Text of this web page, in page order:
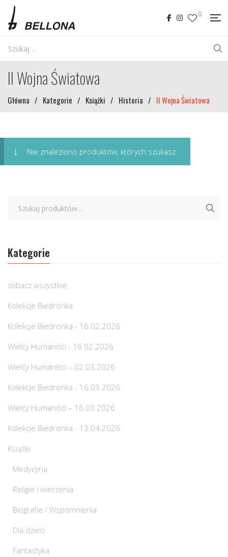
0
II Wojna Światowa
Główna / Kategorie / Książki / Historia / II Wojna Światowa
Nie znaleziono produktów, których szukasz.
Kategorie
zobacz wszystkie
Kolekcje Biedronka
Kolekcje Biedronka - 16.02.2026
Wielcy Humaniści - 16.02.2026
Wielcy Humaniści – 02.03.2026
Kolekcje Biedronka - 16.03.2026
Wielcy Humaniści – 16.03.2026
Kolekcje Biedronka - 13.04.2026
Książki
Medycyna
Religie i wierzenia
Biografie / Wspomnienia
Dla dzieci
Fantastyka